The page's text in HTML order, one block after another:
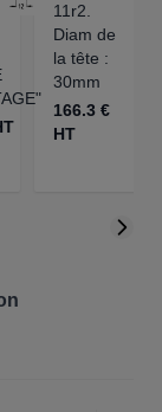
11r2.
Diam de
la tête :
30mm
166.3 €
HT